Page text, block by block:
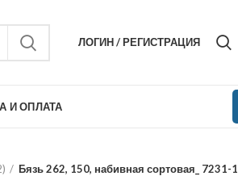
ЛОГИН / РЕГИСТРАЦИЯ
И ОПЛАТА
Бязь 262, 150, набивная сортовая_ 7231-1